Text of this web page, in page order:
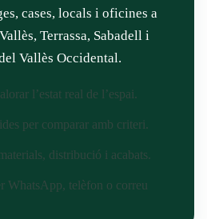
cases, locals i oficines a
Terrassa, Sabadell i
Vallès Occidental.
l’estat real de l’espai.
per comparar amb criteri.
distribució i acabats.
WhatsApp, telèfon o correu